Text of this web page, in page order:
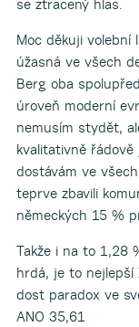
se ztracený hlas.
Moc děkuji volební
úžasná ve všech
Berg oba
úroveň moderní
nemusím stydět,
kvalitativně
dostávám ve
teprve zbavili
německých 15 %
Takže i na to 1,28
hrdá, je to nejlepší
dost paradox ve
ANO 35,61